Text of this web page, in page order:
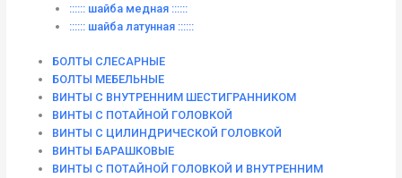
:::::: шайба медная ::::::
:::::: шайба латунная ::::::
БОЛТЫ СЛЕСАРНЫЕ
БОЛТЫ МЕБЕЛЬНЫЕ
ВИНТЫ С ВНУТРЕННИМ ШЕСТИГРАННИКОМ
ВИНТЫ С ПОТАЙНОЙ ГОЛОВКОЙ
ВИНТЫ С ЦИЛИНДРИЧЕСКОЙ ГОЛОВКОЙ
ВИНТЫ БАРАШКОВЫЕ
ВИНТЫ С ПОТАЙНОЙ ГОЛОВКОЙ И ВНУТРЕННИМ